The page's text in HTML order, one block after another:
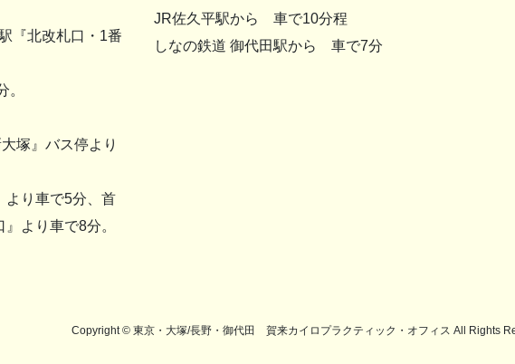
『北改札口・1番
。
塚』バス停より
より車で5分、首
より車で8分。
JR佐久平駅から 車で10分程
しなの鉄道 御代田駅から 車で7分
Copyright © 東京・大塚/長野・御代田 賀来カイロプラクティック・オフィス All Rights